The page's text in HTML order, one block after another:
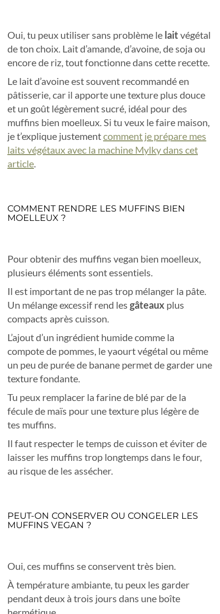
Oui, tu peux utiliser sans problème le lait végétal
de ton choix. Lait d’amande, d’avoine, de soja ou
encore de riz, tout fonctionne dans cette recette.
Le lait d’avoine est souvent recommandé en
pâtisserie, car il apporte une texture plus douce
et un goût légèrement sucré, idéal pour des
muffins bien moelleux. Si tu veux le faire maison,
je t’explique justementcomment je prépare mes
laits végétaux avec la machine Mylky dans cet
article
COMMENT RENDRE LES MUFFINS BIEN
MOELLEUX ?
Pour obtenir des muffins vegan bien moelleux,
plusieurs éléments sont essentiels.
Il est important de ne pas trop mélanger la pâte.
Un mélange excessif rend les gâteaux plus
compacts après cuisson.
L’ajout d’un ingrédient humide comme la
compote de pommes, le yaourt végétal ou même
un peu de purée de banane permet de garder une
texture fondante.
Tu peux remplacer la farine de blé par de la
fécule de maïs pour une texture plus légère de
tes muffins.
Il faut respecter le temps de cuisson et éviter de
laisser les muffins trop longtemps dans le four,
au risque de les assécher.
PEUT-ON CONSERVER OU CONGELER LES
MUFFINS VEGAN ?
Oui, ces muffins se conservent très bien.
À température ambiante, tu peux les garder
pendant deux à trois jours dans une boîte